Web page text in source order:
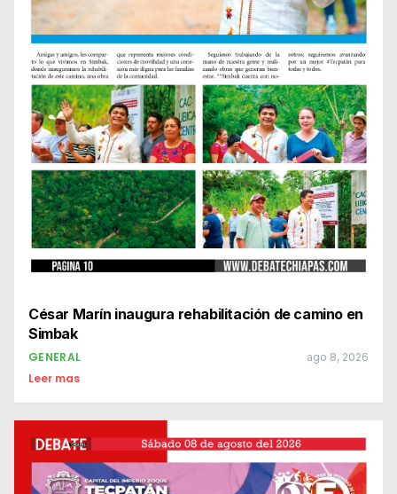
César Marín inaugura rehabilitación de camino en
Simbak
GENERAL ago 8, 2026
Leer mas